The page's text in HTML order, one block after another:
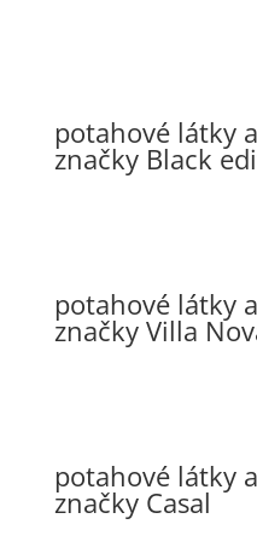
potahové látky
značky Black
potahové látky
značky Villa
potahové látky
značky Casal